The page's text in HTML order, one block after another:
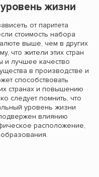
жизни
от паритета
стоимость набора
выше, чем в других
что жители этих стран
и лучшее качество
в производстве и
способствовать
странах и повышению
следует помнить, что
уровень жизни
влиянию
расположение,